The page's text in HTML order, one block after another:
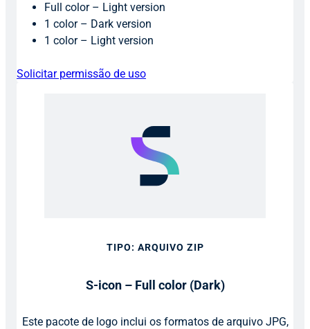
Full color – Light version
1 color – Dark version
1 color – Light version
Solicitar permissão de uso
TIPO: ARQUIVO ZIP
S-icon – Full color (Dark)
Este pacote de logo inclui os formatos de arquivo JPG,